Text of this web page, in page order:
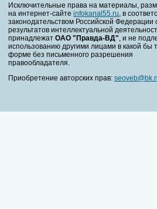
Исключительные права на материалы,
на интернет-сайте infokanal55.ru , в
законодательством Российской Федерации
результатов интеллектуальной
принадлежат ОАО "Правда-ВД" , и не
использованию другими лицами в какой бы
форме без письменного разрешения
правообладателя.
Приобретение авторских прав: